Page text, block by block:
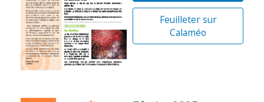
Feuilleter sur
Calaméo